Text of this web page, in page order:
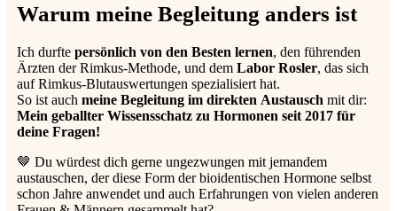
Warum meine Begleitung anders ist
Ich durftepersönlich von den Besten lernen, den führenden
Ärzten der Rimkus-Methode, und demLabor Rosler, das sich
auf Rimkus-Blutauswertungen spezialisiert hat.
So ist auchmeine Begleitung im direkten Austausch mit dir:
Mein geballter Wissensschatz zu Hormonen seit 2017 für
deine Fragen!
🤎 Du würdest dich gerne ungezwungen mit jemandem
austauschen, der diese Form der bioidentischen Hormone selbst
schon Jahre anwendet und auch Erfahrungen von vielen anderen